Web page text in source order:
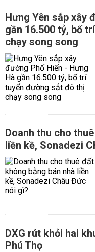
Hưng Yên sắp xây
gần 16.500 tỷ, bố
chạy song song
Doanh thu cho
liền kề, Sonadezi
DXG rút khỏi hai
Phú Thọ